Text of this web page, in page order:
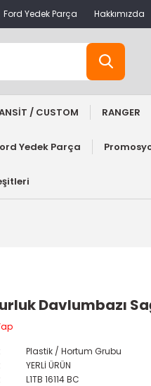
Ford Yedek Parça Hakkımızda
/ CUSTOM RANGER
Yedek Parça
Davlumbazı
Plastik / Hortum Grubu
YERLİ ÜRÜN
L1TB 16114 BC